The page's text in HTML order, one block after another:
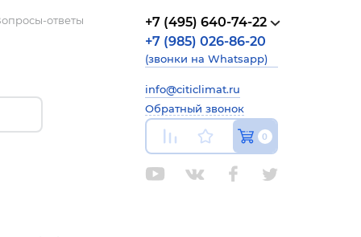
ответы
+7 (495) 640-74-22
+7 (985) 026-86-20
(звонки на Whatsapp)
info@citiclimat.ru
Обратный звонок
0